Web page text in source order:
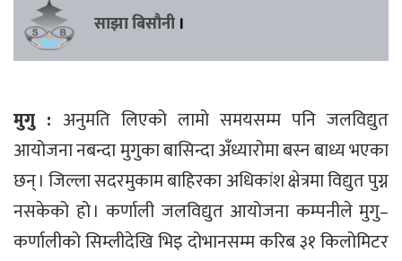
साझा बिसौनी ।
मुगु : अनुमति लिएको लामो समयसम्म पनि जलविद्युत
आयोजना नबन्दा मुगुका बासिन्दा अँध्यारोमा बस्न बाध्य भएका
छन् । जिल्ला सदरमुकाम बाहिरका अधिकांश क्षेत्रमा विद्युत पुग्न
नसकेको हो । कर्णाली जलविद्युत आयोजना कम्पनीले मुगु–
कर्णालीको सिम्लीदेखि भिइ दोभानसम्म करिब ३१ किलोमिटर